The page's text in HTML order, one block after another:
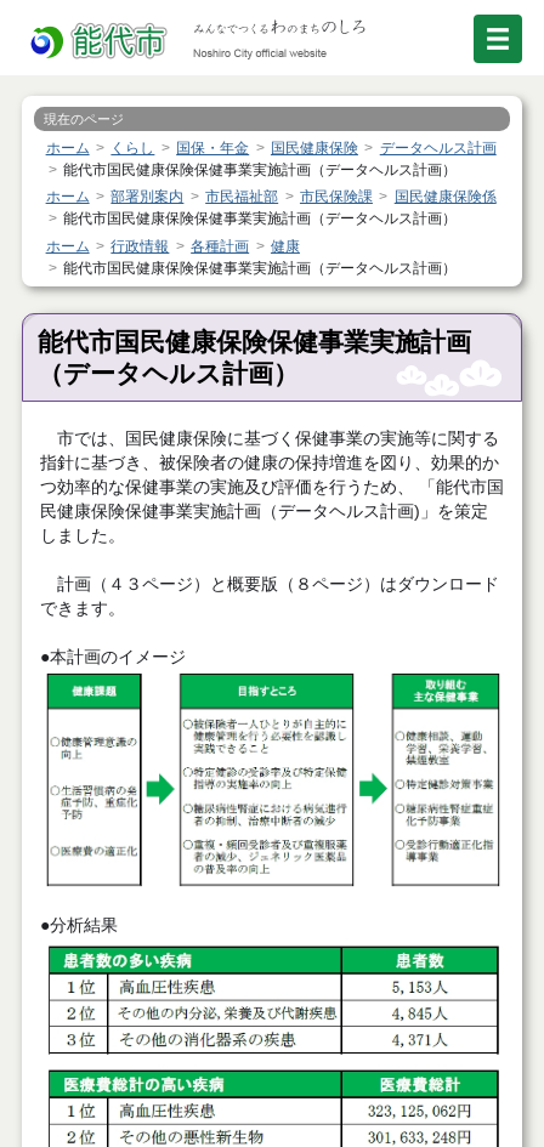
現在のページ
ホーム くらし 国保・年金 国民健康保険
データヘルス計画
能代市国民健康保険保健事業実施計画（データヘルス計画）
ホーム
部署別案内 市民福祉部 市民保険課
国民健康保険係
能代市国民健康保険保健事業実施計画（データヘルス計画）
ホーム
行政情報 各種計画
健康
能代市国民健康保険保健事業実施計画（データヘルス計画）
能代市国民健康保険保健事業実施計画
（データヘルス計画）
市では、国民健康保険に基づく保健事業の実施等に関する
指針に基づき、被保険者の健康の保持増進を図り、効果的か
つ効率的な保健事業の実施及び評価を行うため、 「能代市国
民健康保険保健事業実施計画（データヘルス計画) 」を策定
しました。
計画（４３ページ）と概要版（８ページ）はダウンロード
できます。
●本計画のイメージ
●分析結果